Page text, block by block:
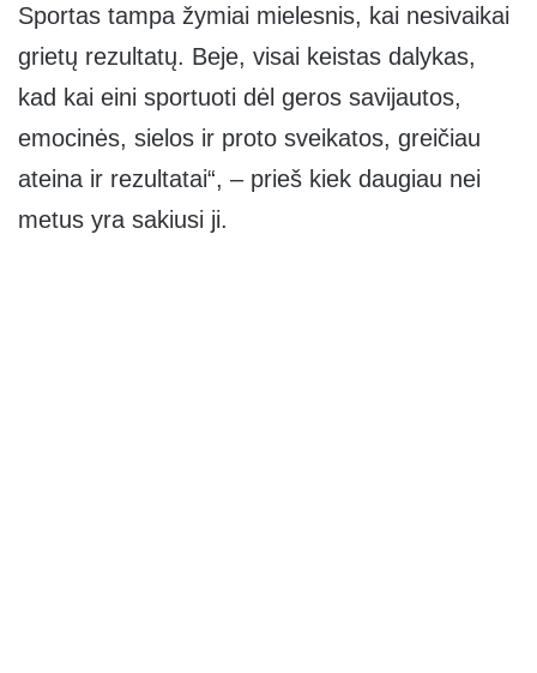
Sportas tampa žymiai mielesnis, kai nesivaikai
grietų rezultatų. Beje, visai keistas dalykas,
kad kai eini sportuoti dėl geros savijautos,
emocinės, sielos ir proto sveikatos, greičiau
ateina ir rezultatai“, – prieš kiek daugiau nei
metus yra sakiusi ji.